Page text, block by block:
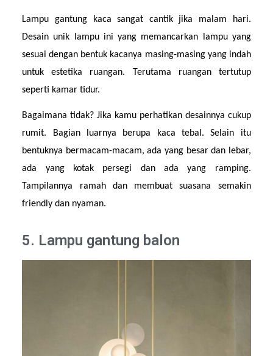
Lampu gantung kaca sangat cantik jika malam hari.
Desain unik lampu ini yang memancarkan lampu yang
sesuai dengan bentuk kacanya masing-masing yang indah
untuk estetika ruangan. Terutama ruangan tertutup
seperti kamar tidur.
Bagaimana tidak? Jika kamu perhatikan desainnya cukup
rumit. Bagian luarnya berupa kaca tebal. Selain itu
bentuknya bermacam-macam, ada yang besar dan lebar,
ada yang kotak persegi dan ada yang ramping.
Tampilannya ramah dan membuat suasana semakin
friendly dan nyaman.
5. Lampu gantung balon